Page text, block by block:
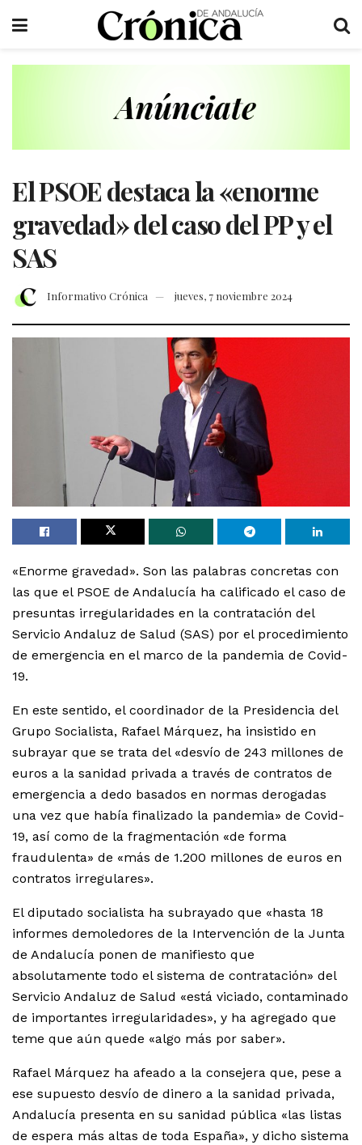
El PSOE destaca la «enorme
gravedad» del caso del PP y el
SAS
Informativo Crónica jueves, 7 noviembre 2024
«Enorme gravedad». Son las palabras concretas con
las que el PSOE de Andalucía ha calificado el caso de
presuntas irregularidades en la contratación del
Servicio Andaluz de Salud (SAS) por el procedimiento
de emergencia en el marco de la pandemia de Covid-
19.
En este sentido, el coordinador de la Presidencia del
Grupo Socialista, Rafael Márquez, ha insistido en
subrayar que se trata del «desvío de 243 millones de
euros a la sanidad privada a través de contratos de
emergencia a dedo basados en normas derogadas
una vez que había finalizado la pandemia» de Covid-
19, así como de la fragmentación «de forma
fraudulenta» de «más de 1.200 millones de euros en
contratos irregulares».
El diputado socialista ha subrayado que «hasta 18
informes demoledores de la Intervención de la Junta
de Andalucía ponen de manifiesto que
absolutamente todo el sistema de contratación» del
Servicio Andaluz de Salud «está viciado, contaminado
de importantes irregularidades», y ha agregado que
teme que aún quede «algo más por saber».
Rafael Márquez ha afeado a la consejera que, pese a
ese supuesto desvío de dinero a la sanidad privada,
Andalucía presenta en su sanidad pública «las listas
de espera más altas de toda España», y dicho sistema